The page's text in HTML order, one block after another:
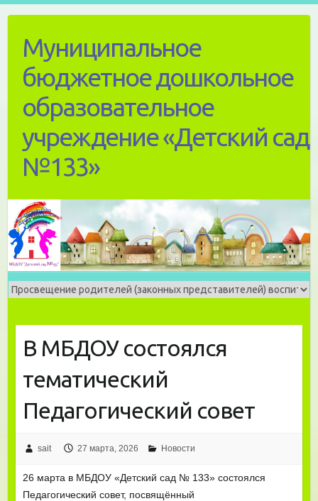
contentМуниципальное
бюджетное дошкольное
образовательное
учреждение «Детский сад
№133»
В МБДОУ состоялся
тематический
Педагогический совет
sait 27 марта, 2026 Новости
26 марта в МБДОУ «Детский сад № 133» состоялся
Педагогический совет, посвящённый